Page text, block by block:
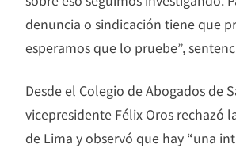
denuncia o sindicación tiene que
esperamos que lo pruebe”,
Desde el Colegio de Abogados de
vicepresidente Félix Oros rechazó
de Lima y observó que hay “una